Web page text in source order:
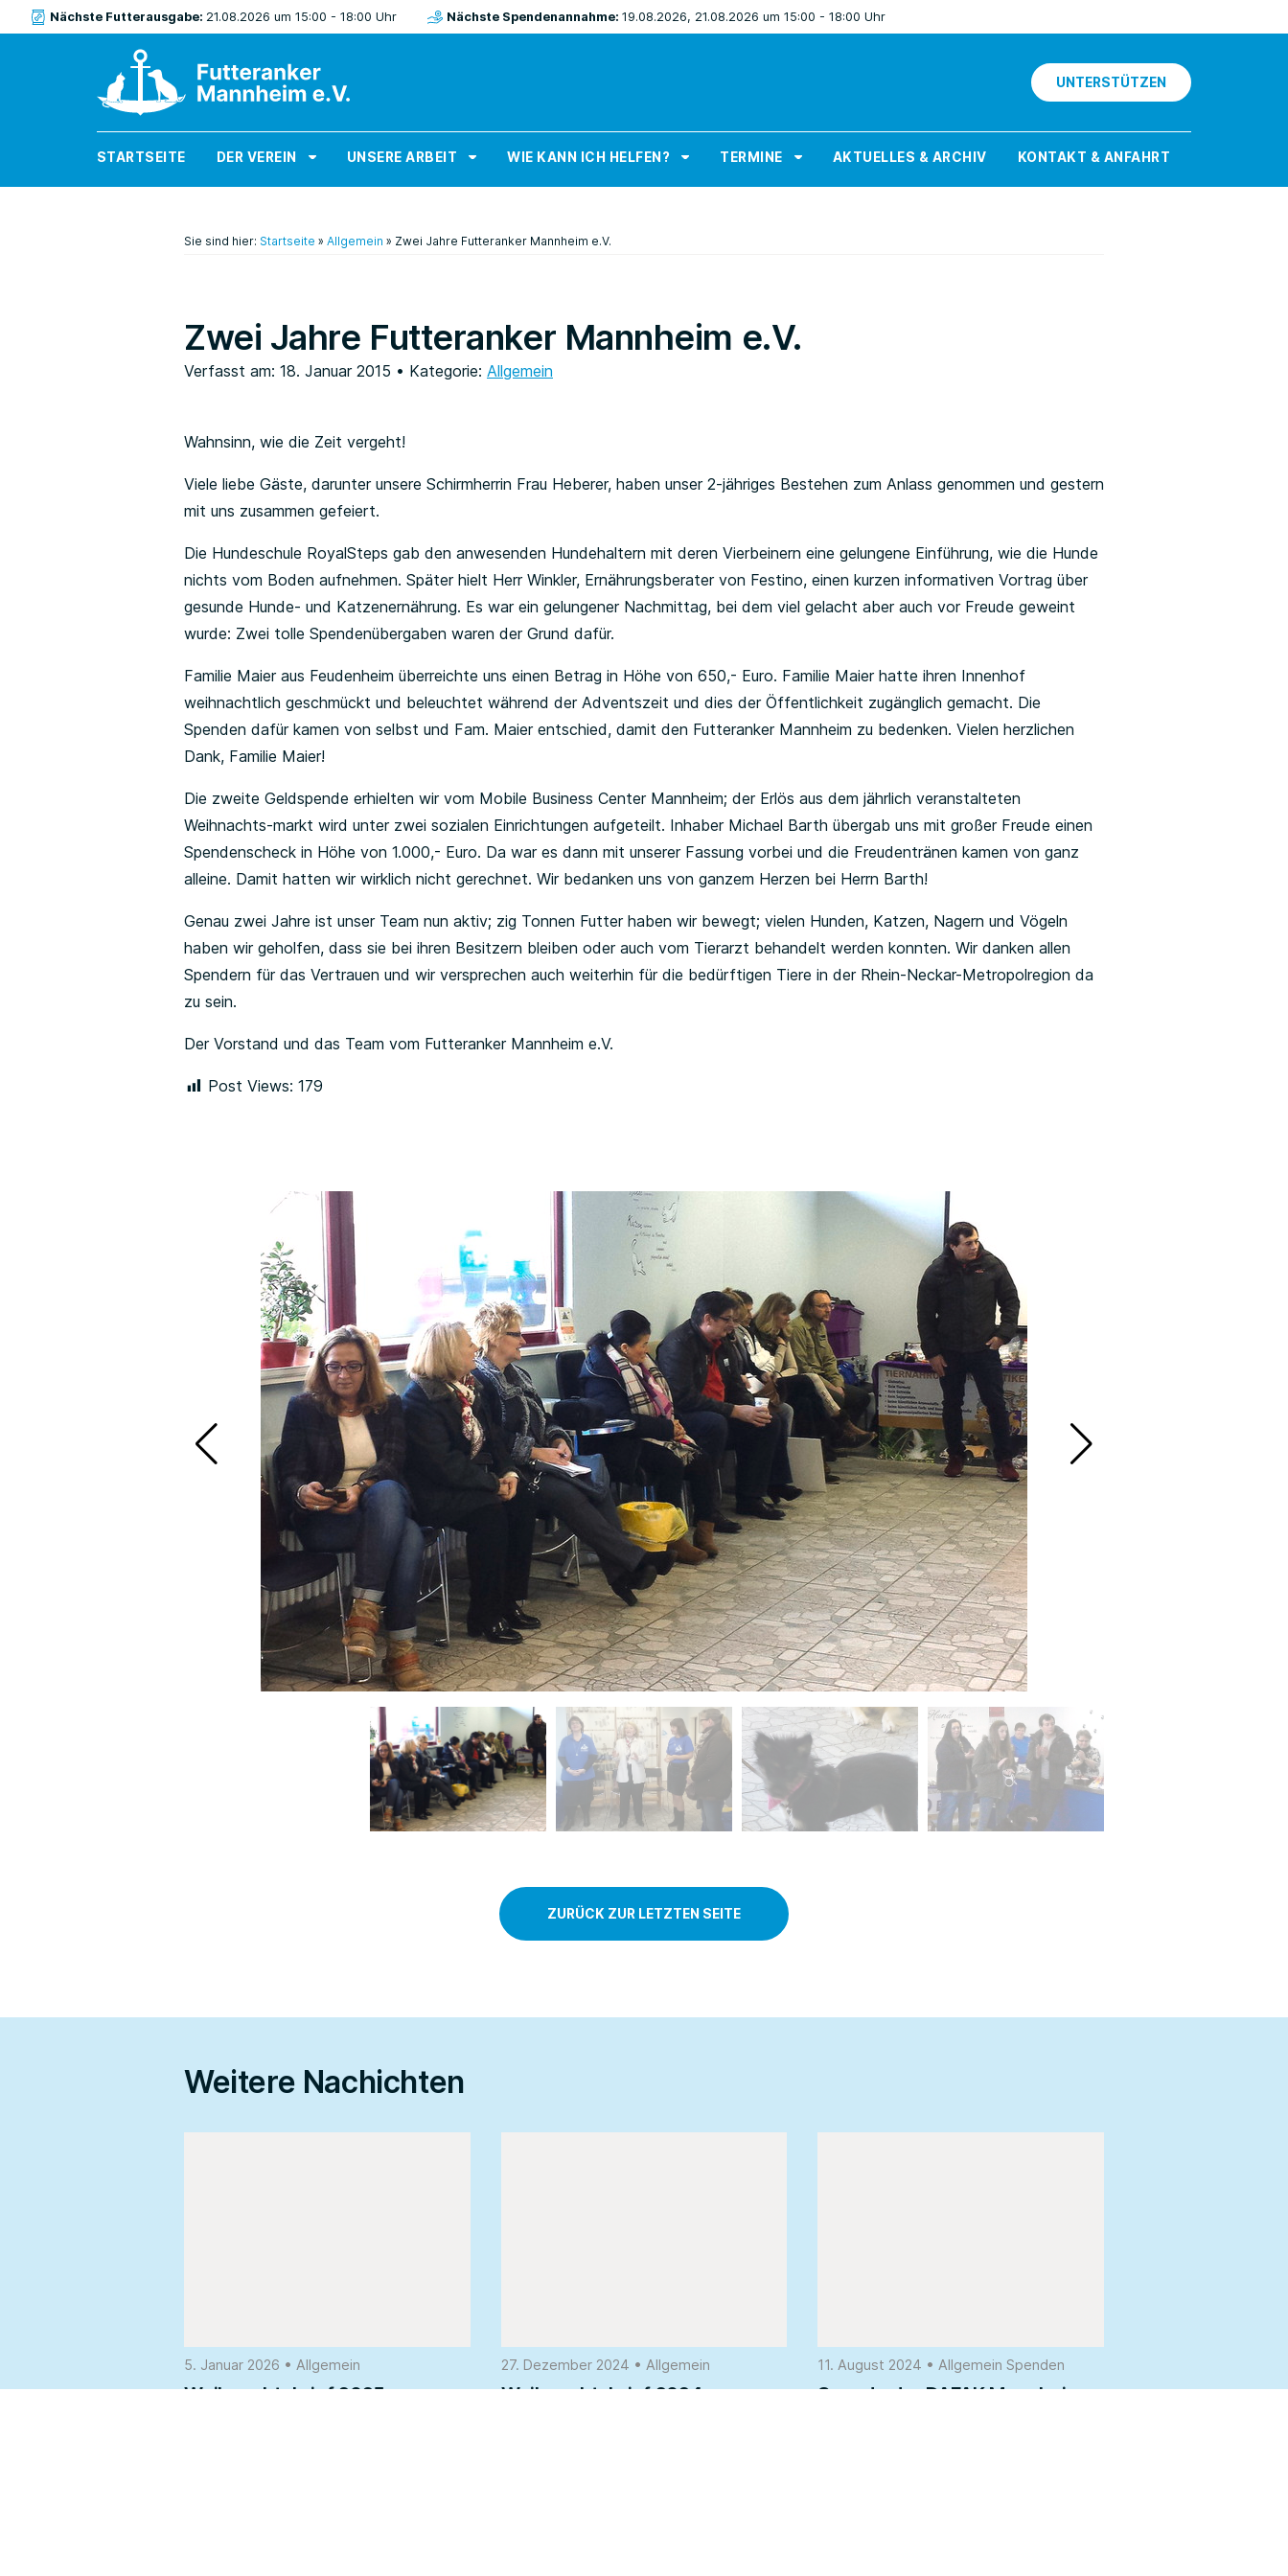
Nächste Futterausgabe: 21.08.2026 um 15:00 - 18:00 Uhr Nächste Spendenannahme: 19.08.2026, 21.08.2026 um 15:00 - 18:00 Uhr
UNTERSTÜTZEN
STARTSEITE DER VEREIN UNSERE ARBEIT WIE KANN ICH HELFEN? TERMINE AKTUELLES & ARCHIV KONTAKT & ANFAHRT
Sie sind hier: Startseite » Allgemein » Zwei Jahre Futteranker Mannheim e.V.
Zwei Jahre Futteranker Mannheim e.V.
Verfasst am: 18. Januar 2015 • Kategorie: Allgemein
Wahnsinn, wie die Zeit vergeht!
Viele liebe Gäste, darunter unsere Schirmherrin Frau Heberer, haben unser 2-jähriges Bestehen zum Anlass genommen und gestern
mit uns zusammen gefeiert.
Die Hundeschule RoyalSteps gab den anwesenden Hundehaltern mit deren Vierbeinern eine gelungene Einführung, wie die Hunde
nichts vom Boden aufnehmen. Später hielt Herr Winkler, Ernährungsberater von Festino, einen kurzen informativen Vortrag über
gesunde Hunde- und Katzenernährung. Es war ein gelungener Nachmittag, bei dem viel gelacht aber auch vor Freude geweint
wurde: Zwei tolle Spendenübergaben waren der Grund dafür.
Familie Maier aus Feudenheim überreichte uns einen Betrag in Höhe von 650,- Euro. Familie Maier hatte ihren Innenhof
weihnachtlich geschmückt und beleuchtet während der Adventszeit und dies der Öffentlichkeit zugänglich gemacht. Die
Spenden dafür kamen von selbst und Fam. Maier entschied, damit den Futteranker Mannheim zu bedenken. Vielen herzlichen
Dank, Familie Maier!
Die zweite Geldspende erhielten wir vom Mobile Business Center Mannheim; der Erlös aus dem jährlich veranstalteten
Weihnachts-markt wird unter zwei sozialen Einrichtungen aufgeteilt. Inhaber Michael Barth übergab uns mit großer Freude einen
Spendenscheck in Höhe von 1.000,- Euro. Da war es dann mit unserer Fassung vorbei und die Freudentränen kamen von ganz
alleine. Damit hatten wir wirklich nicht gerechnet. Wir bedanken uns von ganzem Herzen bei Herrn Barth!
Genau zwei Jahre ist unser Team nun aktiv; zig Tonnen Futter haben wir bewegt; vielen Hunden, Katzen, Nagern und Vögeln
haben wir geholfen, dass sie bei ihren Besitzern bleiben oder auch vom Tierarzt behandelt werden konnten. Wir danken allen
Spendern für das Vertrauen und wir versprechen auch weiterhin für die bedürftigen Tiere in der Rhein-Neckar-Metropolregion da
zu sein.
Der Vorstand und das Team vom Futteranker Mannheim e.V.
Post Views: 179
ZURÜCK ZUR LETZTEN SEITE
Weitere Nachichten
5. Januar 2026 • Allgemein
Weihnachtsbrief 2025
27. Dezember 2024 • Allgemein
Weihnachtsbrief 2024
11. August 2024 • AllgemeinSpenden
Spende der DAFAK Mannheim